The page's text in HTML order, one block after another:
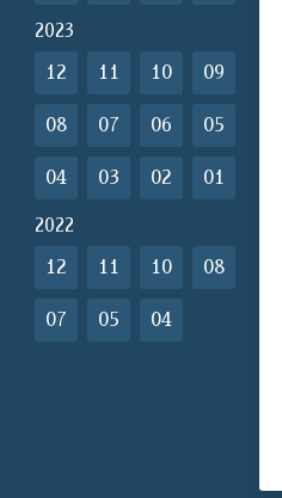
2023
12 11 10 09
08 07 06 05
04 03 02 01
2022
12 11 10 08
07 05 04